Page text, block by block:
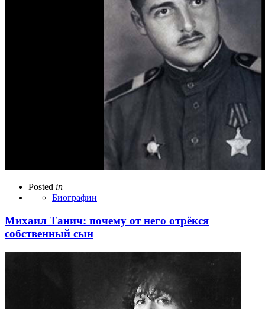
Posted in
Биографии
Михаил Танич: почему от него отрёкся
собственный сын